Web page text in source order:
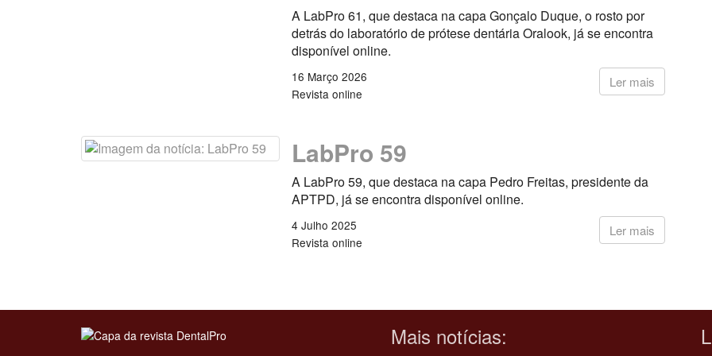
A LabPro 61, que destaca na capa Gonçalo Duque, o rosto por
detrás do laboratório de prótese dentária Oralook, já se encontra
disponível online.
Ler mais
16 Março 2026
Revista online
LabPro 59
A LabPro 59, que destaca na capa Pedro Freitas, presidente da
APTPD, já se encontra disponível online.
Ler mais
4 Julho 2025
Revista online
Clique para ler Mais notícias: